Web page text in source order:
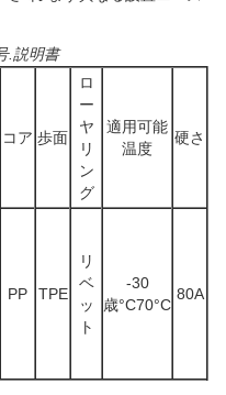
.説明書
コア 歩面
ロ
ー
ヤ
リ
ン
グ
適用可能
温度
硬さ
PP TPE
リ
ベ
ッ
ト
-30
歳°C70°C
80A